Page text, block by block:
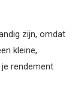
zijn, omdat
kleine,
rendement